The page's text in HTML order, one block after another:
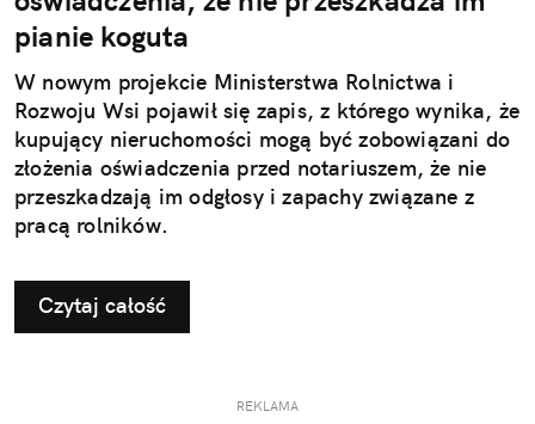
pianie koguta
W nowym projekcie Ministerstwa Rolnictwa i
Rozwoju Wsi pojawił się zapis, z którego wynika, że
kupujący nieruchomości mogą być zobowiązani do
złożenia oświadczenia przed notariuszem, że nie
przeszkadzają im odgłosy i zapachy związane z
pracą rolników.
Czytaj całość
REKLAMA